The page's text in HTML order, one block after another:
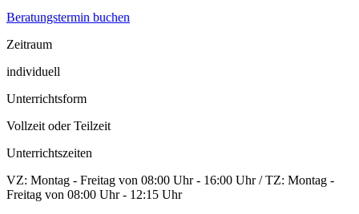
Beratungstermin buchen
Zeitraum
individuell
Unterrichtsform
Vollzeit oder Teilzeit
Unterrichtszeiten
VZ: Montag - Freitag von 08:00 Uhr - 16:00 Uhr / TZ: Montag -
Freitag von 08:00 Uhr - 12:15 Uhr